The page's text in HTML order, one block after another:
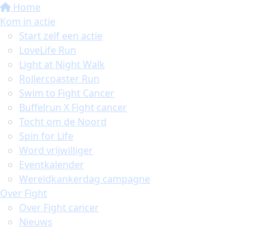
Home
Kom in actie
Start zelf een actie
LoveLife Run
Light at Night Walk
Rollercoaster Run
Swim to Fight Cancer
Buffelrun X Fight cancer
Tocht om de Noord
Spin for Life
Word vrijwilliger
Eventkalender
Wereldkankerdag campagne
Over Fight
Over Fight cancer
Nieuws